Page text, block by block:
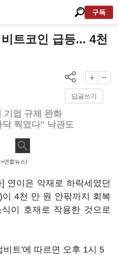
구독
트코인 급등... 4천
답글쓰기
기업 규제 완화
찍었다" 낙관도
연합뉴스)
연이은 악재로 하락세였던
4천 만 원 안팎까지 회복
이 호재로 작용한 것으로
트'에 따르면 오후 1시 5